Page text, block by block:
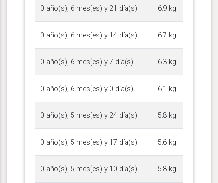
0 año(s), 6 mes(es) y 21 día(s) 6.9 kg
0 año(s), 6 mes(es) y 14 día(s) 6.7 kg
0 año(s), 6 mes(es) y 7 día(s) 6.3 kg
0 año(s), 6 mes(es) y 0 día(s) 6.1 kg
0 año(s), 5 mes(es) y 24 día(s) 5.8 kg
0 año(s), 5 mes(es) y 17 día(s) 5.6 kg
0 año(s), 5 mes(es) y 10 día(s) 5.8 kg